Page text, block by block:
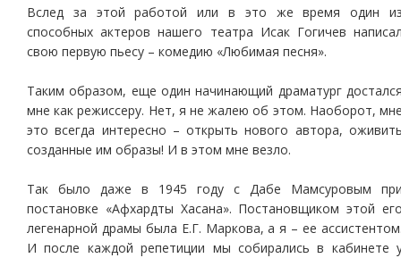
Вслед за этой работой или в это же время один
способных актеров нашего театра Исак Гогичев
свою первую пьесу – комедию «Любимая песня».
Таким образом, еще один начинающий драматург
мне как режиссеру. Нет, я не жалею об этом. Наоборот,
это всегда интересно – открыть нового автора,
созданные им образы! И в этом мне везло.
Так было даже в 1945 году с Дабе Мамсуровым
постановке «Афхардты Хасана». Постановщиком этой
легенарной драмы была Е.Г. Маркова, а я – ее
И после каждой репетиции мы собирались в кабинете